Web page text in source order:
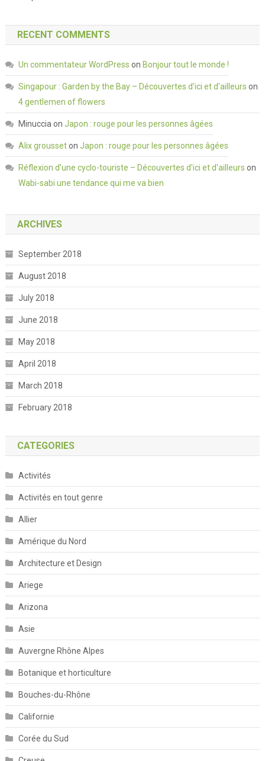
RECENT COMMENTS
Un commentateur WordPress on Bonjour tout le monde !
Singapour : Garden by the Bay – Découvertes d'ici et d'ailleurs on
4 gentlemen of flowers
Minuccia on Japon : rouge pour les personnes âgées
Alix grousseton Japon : rouge pour les personnes âgées
Réflexion d’une cyclo-touriste – Découvertes d'ici et d'ailleurs on
Wabi-sabi une tendance qui me va bien
ARCHIVES
September 2018
August 2018
July 2018
June 2018
May 2018
April 2018
March 2018
February 2018
CATEGORIES
Activités
Activités en tout genre
Allier
Amérique du Nord
Architecture et Design
Ariege
Arizona
Asie
Auvergne Rhône Alpes
Botanique et horticulture
Bouches-du-Rhône
Californie
Corée du Sud